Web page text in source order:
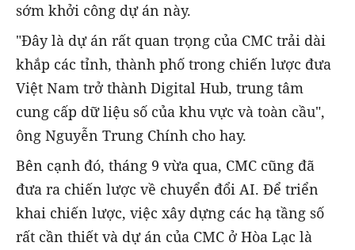
sớm khởi công dự án này.
"Đây là dự án rất quan trọng của CMC trải dài
khắp các tỉnh, thành phố trong chiến lược đưa
Việt Nam trở thành Digital Hub, trung tâm
cung cấp dữ liệu số của khu vực và toàn cầu",
ông Nguyễn Trung Chính cho hay.
Bên cạnh đó, tháng 9 vừa qua, CMC cũng đã
đưa ra chiến lược về chuyển đổi AI. Để triển
khai chiến lược, việc xây dựng các hạ tầng số
rất cần thiết và dự án của CMC ở Hòa Lạc là